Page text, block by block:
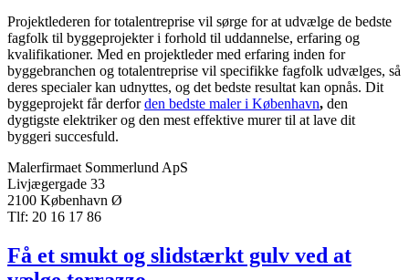
Projektlederen for totalentreprise vil sørge for at udvælge de bedste
fagfolk til byggeprojekter i forhold til uddannelse, erfaring og
kvalifikationer. Med en projektleder med erfaring inden for
byggebranchen og totalentreprise vil specifikke fagfolk udvælges, så
deres specialer kan udnyttes, og det bedste resultat kan opnås. Dit
byggeprojekt får derforden bedste maler i København, den
dygtigste elektriker og den mest effektive murer til at lave dit
byggeri succesfuld.
Malerfirmaet Sommerlund ApS
Livjægergade 33
2100 København Ø
Tlf: 20 16 17 86
Få et smukt og slidstærkt gulv ved at